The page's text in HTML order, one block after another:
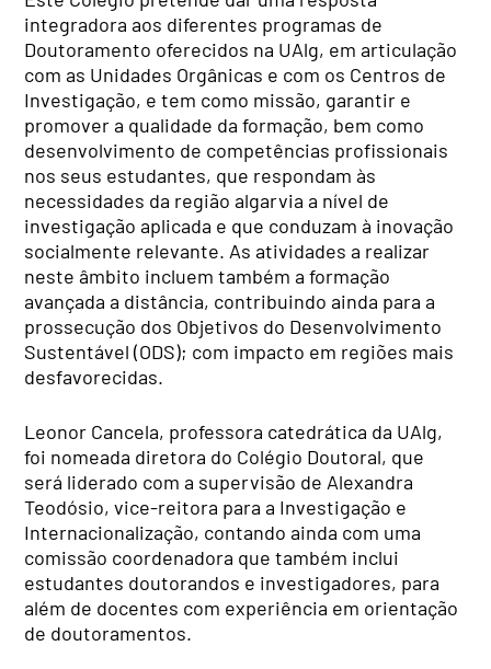
integradora aos diferentes programas de
Doutoramento oferecidos na UAlg, em articulação
com as Unidades Orgânicas e com os Centros de
Investigação, e tem como missão, garantir e
promover a qualidade da formação, bem como
desenvolvimento de competências profissionais
nos seus estudantes, que respondam às
necessidades da região algarvia a nível de
investigação aplicada e que conduzam à inovação
socialmente relevante. As atividades a realizar
neste âmbito incluem também a formação
avançada a distância, contribuindo ainda para a
prossecução dos Objetivos do Desenvolvimento
Sustentável (ODS); com impacto em regiões mais
desfavorecidas.
Leonor Cancela, professora catedrática da UAlg,
foi nomeada diretora do Colégio Doutoral, que
será liderado com a supervisão de Alexandra
Teodósio, vice-reitora para a Investigação e
Internacionalização, contando ainda com uma
comissão coordenadora que também inclui
estudantes doutorandos e investigadores, para
além de docentes com experiência em orientação
de doutoramentos.